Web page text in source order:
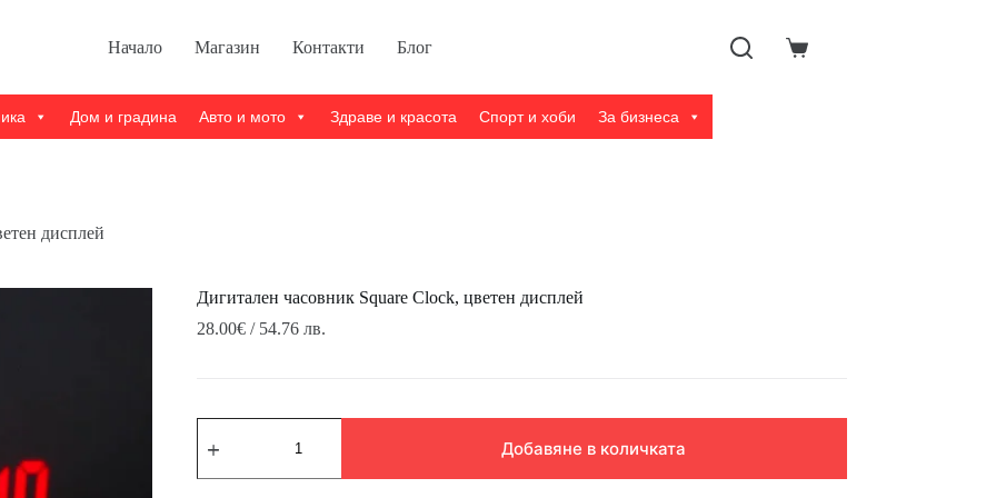
Начало Магазин Контакти Блог
Shopping
Дом и градина Авто и мото Здраве и красота Спорт и хоби За бизнеса
дисплей
Дигитален часовник Square Clock, цветен дисплей
28.00€/ 54.76 лв.
часовник
Добавяне в количката